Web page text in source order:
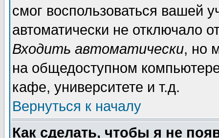
смог воспользоваться вашей
автоматически не отключало
Входить автоматически, но
на общедоступном
кафе, университете и т.д.
Вернуться к началу
Как сделать, чтобы я не